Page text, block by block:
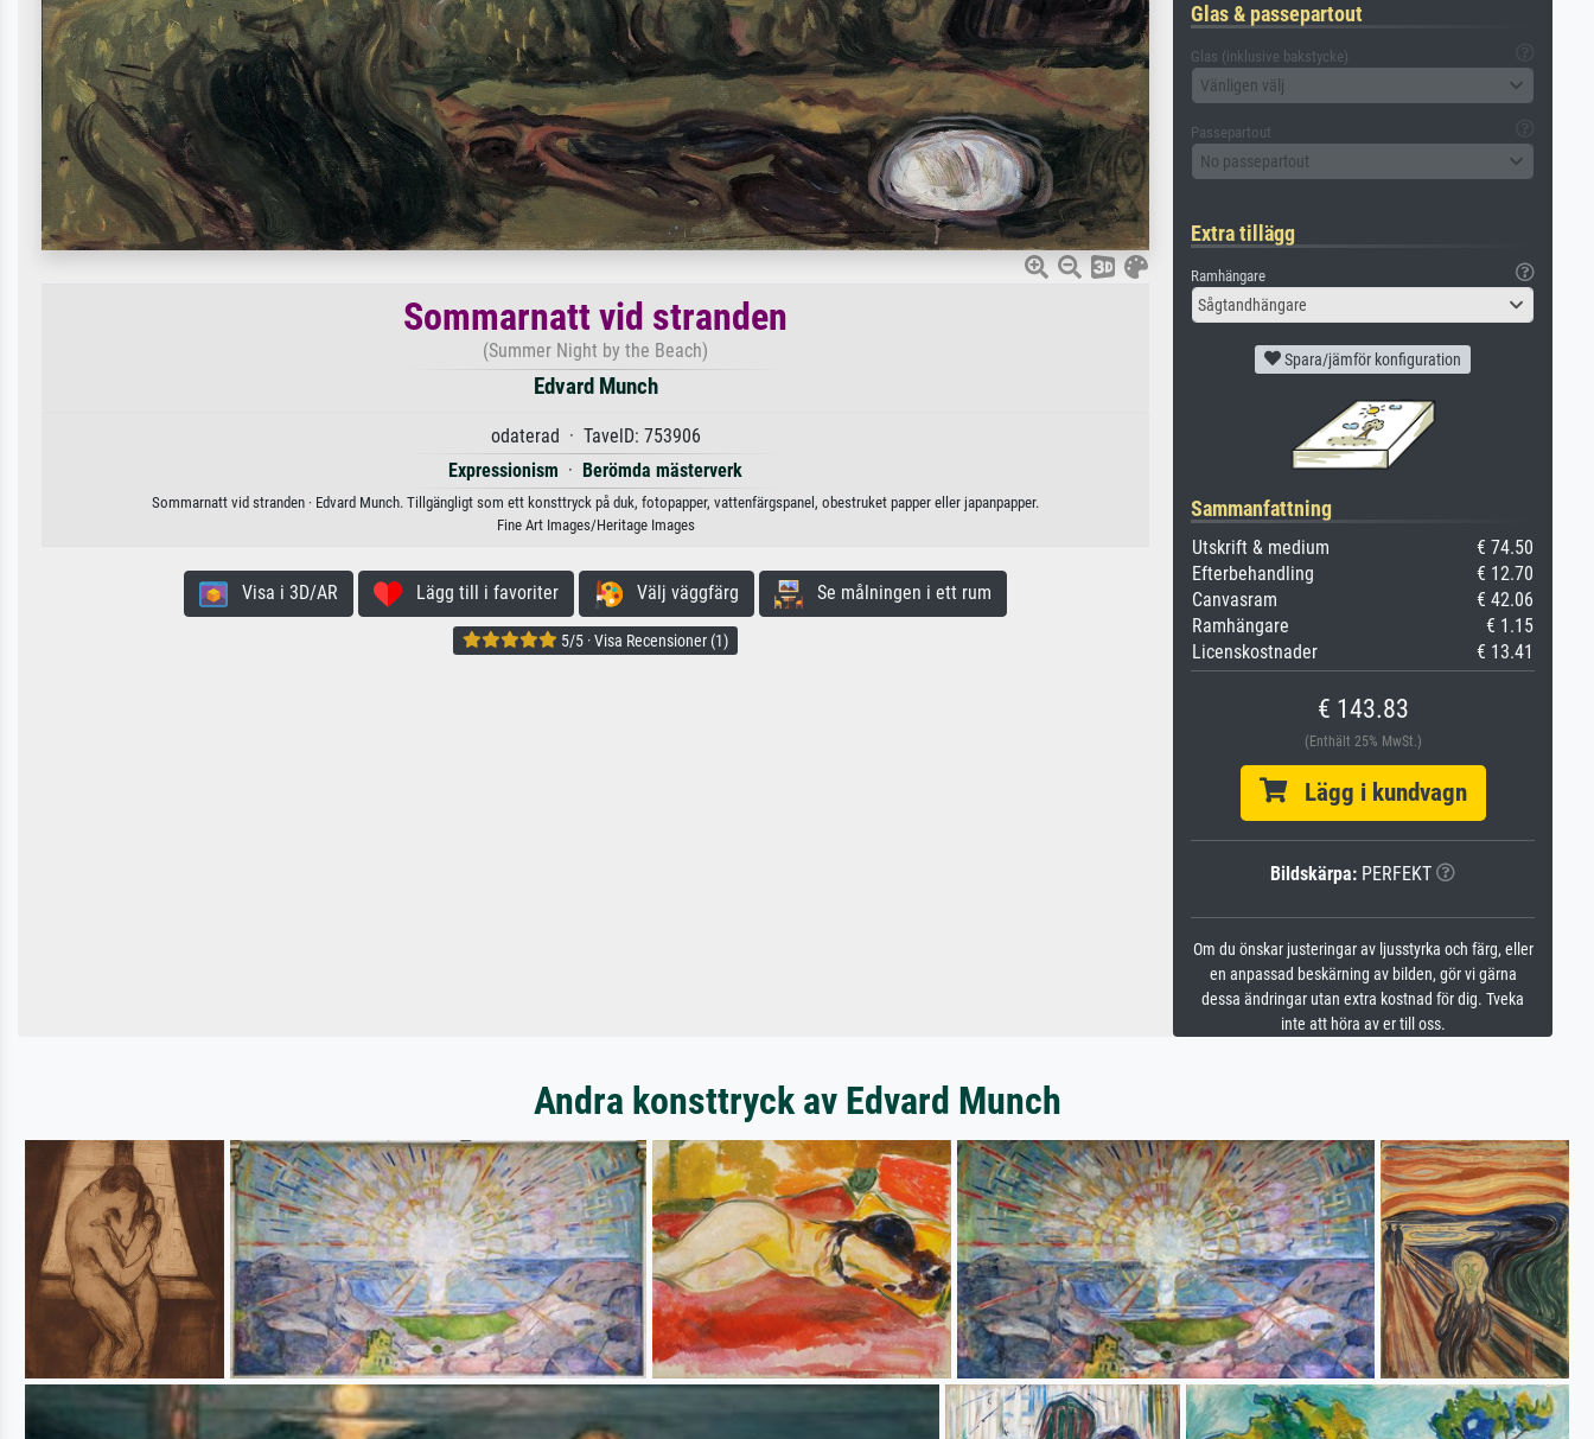
Sommarnatt vid stranden
(Summer Night by the Beach)
Edvard Munch
odaterad · TavelD: 753906
Expressionism · Berömda mästerverk
Sommarnatt vid stranden · Edvard Munch. Tillgängligt som ett konsttryck på duk, fotopapper, vattenfärgspanel, obestruket papper eller japanpapper.
Fine Art Images/Heritage Images
Visa i 3D/AR Lägg till i favoriter Välj väggfärg Se målningen i ett rum
5/5 · Visa Recensioner (1)
Glas & passepartout
Glas (inklusive bakstycke)
Vänligen välj
Passepartout
No passepartout
Extra tillägg
Ramhängare
Sågtandhängare
Spara/jämför konfiguration
Sammanfattning
Utskrift & medium
€ 74.50
Efterbehandling
€ 12.70
Canvasram
€ 42.06
Ramhängare
€ 1.15
Licenskostnader
€ 13.41
€ 143.83
(Enthält 25% MwSt.)
Lägg i kundvagn
Bildskärpa: PERFEKT
Om du önskar justeringar av ljusstyrka och färg, eller
en anpassad beskärning av bilden, gör vi gärna
dessa ändringar utan extra kostnad för dig. Tveka
inte att höra av er till oss.
Andra konsttryck av Edvard Munch